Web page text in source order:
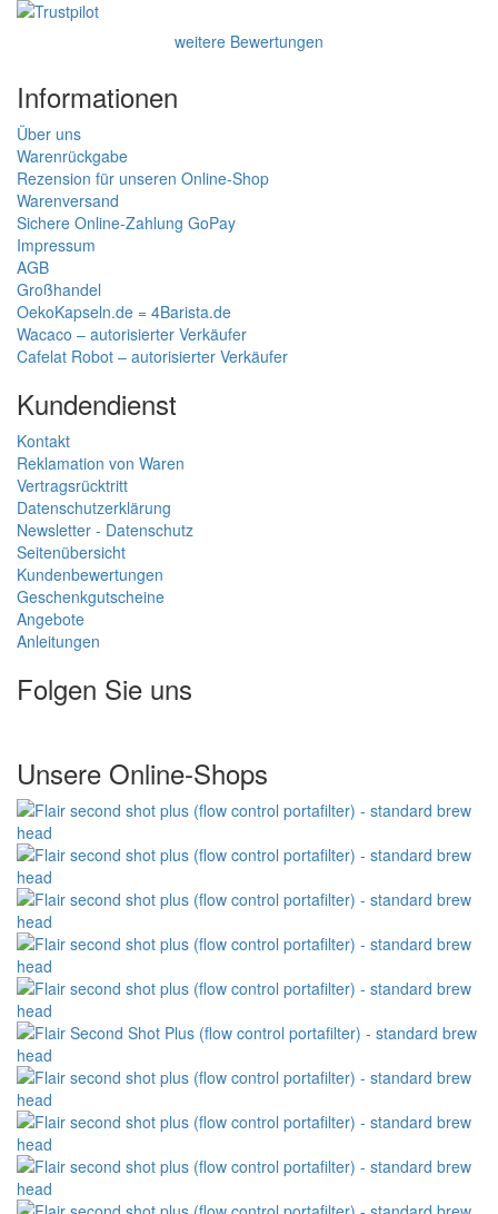
weitere Bewertungen
Informationen
Über uns
Warenrückgabe
Rezension für unseren Online-Shop
Warenversand
Sichere Online-Zahlung GoPay
Impressum
AGB
Großhandel
OekoKapseln.de = 4Barista.de
Wacaco – autorisierter Verkäufer
Cafelat Robot – autorisierter Verkäufer
Kundendienst
Kontakt
Reklamation von Waren
Vertragsrücktritt
Datenschutzerklärung
Newsletter - Datenschutz
Seitenübersicht
Kundenbewertungen
Geschenkgutscheine
Angebote
Anleitungen
Folgen Sie uns
Unsere Online-Shops